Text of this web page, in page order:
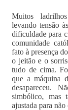
Muitos
levando tensão
dificuldade para
comunidade
fato à presença
o jeitão e o
tudo de cima.
que a máquina
desapareceu.
simbólico, mas
ajustada para